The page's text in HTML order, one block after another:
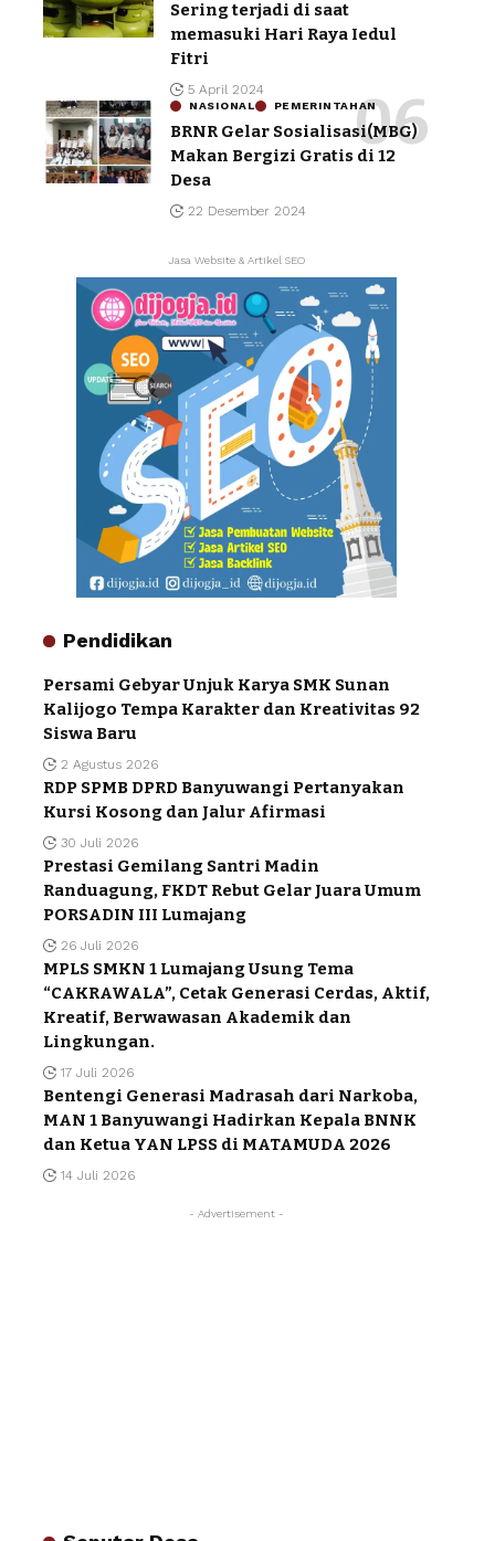
Sering terjadi di saat
memasuki Hari Raya Iedul
Fitri
5 April 2024
NASIONAL PEMERINTAHAN
BRNR Gelar Sosialisasi(MBG)
Makan Bergizi Gratis di 12
Desa
22 Desember 2024
Jasa Website & Artikel SEO
Pendidikan
Persami Gebyar Unjuk Karya SMK Sunan
Kalijogo Tempa Karakter dan Kreativitas 92
Siswa Baru
2 Agustus 2026
RDP SPMB DPRD Banyuwangi Pertanyakan
Kursi Kosong dan Jalur Afirmasi
30 Juli 2026
Prestasi Gemilang Santri Madin
Randuagung, FKDT Rebut Gelar Juara Umum
PORSADIN III Lumajang
26 Juli 2026
MPLS SMKN 1 Lumajang Usung Tema
“CAKRAWALA”, Cetak Generasi Cerdas, Aktif,
Kreatif, Berwawasan Akademik dan
Lingkungan.
17 Juli 2026
Bentengi Generasi Madrasah dari Narkoba,
MAN 1 Banyuwangi Hadirkan Kepala BNNK
dan Ketua YAN LPSS di MATAMUDA 2026
14 Juli 2026
- Advertisement -